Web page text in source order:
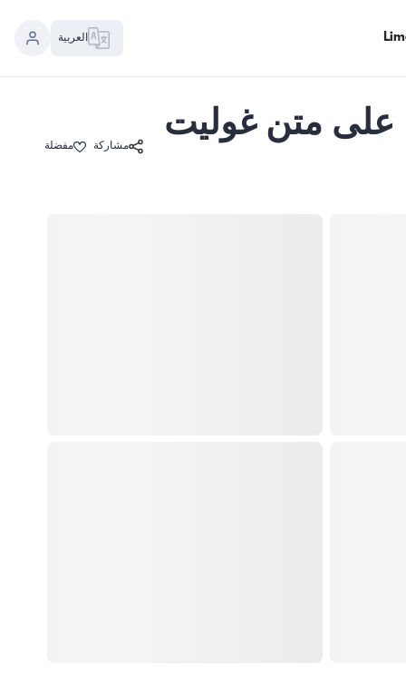
العربية
فاخرة لا تُنسى لـ 50 شخصًا على متن غوليت
مشاركة مفضلة